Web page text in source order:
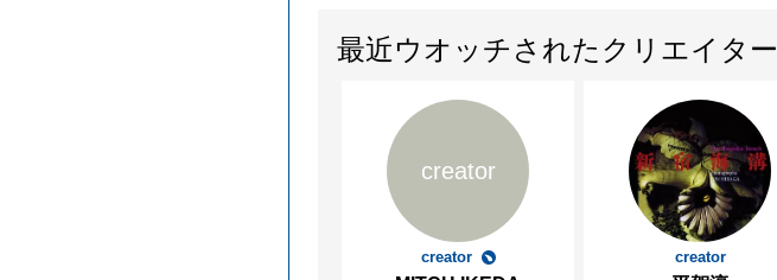
最近ウオッチされたクリエイター
creator
creator creator